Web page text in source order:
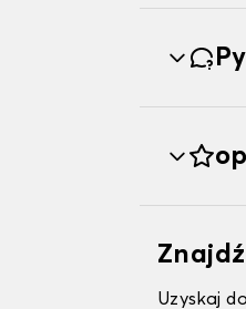
Uzyskaj